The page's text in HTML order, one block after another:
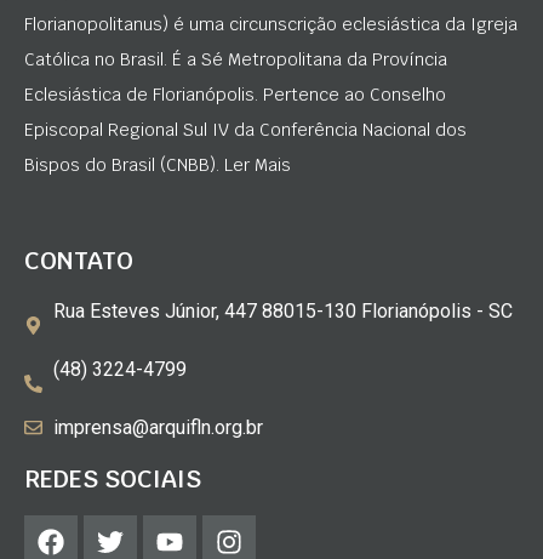
Florianopolitanus) é uma circunscrição eclesiástica da Igreja
Católica no Brasil. É a Sé Metropolitana da Província
Eclesiástica de Florianópolis. Pertence ao Conselho
Episcopal Regional Sul IV da Conferência Nacional dos
Bispos do Brasil (CNBB). Ler Mais
CONTATO
Rua Esteves Júnior, 447 88015-130 Florianópolis - SC
(48) 3224-4799
imprensa@arquifln.org.br
REDES SOCIAIS